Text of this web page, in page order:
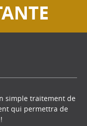
simple traitement de
qui permettra de